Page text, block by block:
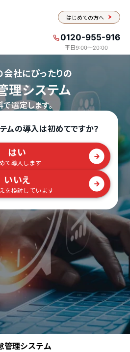
はじめての方へ
0120-955-916
平日9:00〜20:00
会社にぴったりの
理システム
選定します。
ムの導入は初めてですか？
はい
て導入します
いいえ
を検討しています
管理システム